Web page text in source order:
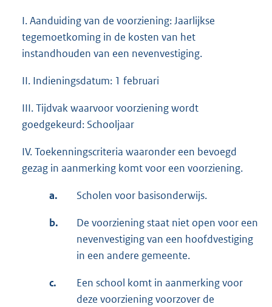
I. Aanduiding van de voorziening: Jaarlijkse
tegemoetkoming in de kosten van het
instandhouden van een nevenvestiging.
II. Indieningsdatum: 1 februari
III. Tijdvak waarvoor voorziening wordt
goedgekeurd: Schooljaar
IV. Toekenningscriteria waaronder een bevoegd
gezag in aanmerking komt voor een voorziening.
a. Scholen voor basisonderwijs.
b.
De voorziening staat niet open voor een
nevenvestiging van een hoofdvestiging
in een andere gemeente.
c.
Een school komt in aanmerking voor
deze voorziening voorzover de